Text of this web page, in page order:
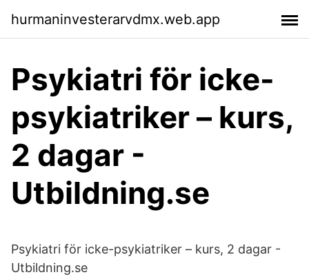
hurmaninvesterarvdmx.web.app
Psykiatri för icke-
psykiatriker – kurs,
2 dagar -
Utbildning.se
Psykiatri för icke-psykiatriker – kurs, 2 dagar -
Utbildning.se